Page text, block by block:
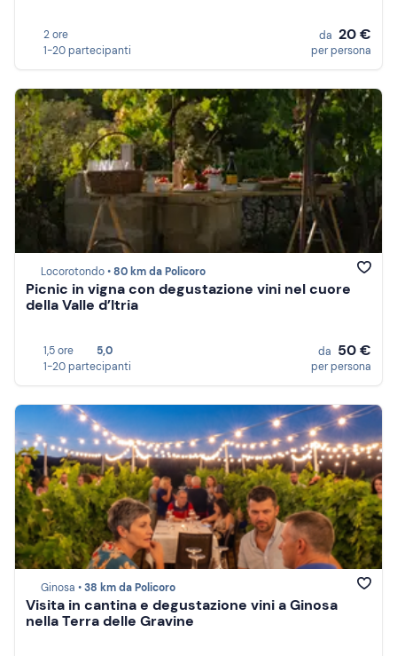
2 ore
1-20 partecipanti
da 20 €
per persona
Locorotondo •80 km da Policoro
Picnic in vigna con degustazione vini nel cuore
della Valle d’Itria
1,5 ore
5,0
1-20 partecipanti
da 50 €
per persona
Ginosa •38 km da Policoro
Visita in cantina e degustazione vini a Ginosa
nella Terra delle Gravine